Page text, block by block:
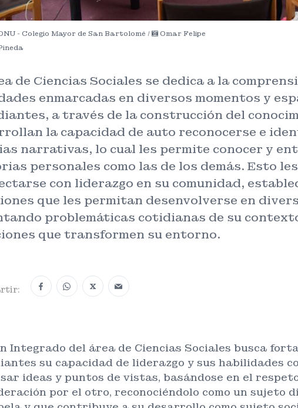
- Colegio Mayor de San Bartolomé /
Omar Felipe
de Ciencias Sociales se dedica a la
enmarcadas en diversos momentos y
a través de la construcción del
la capacidad de auto reconocerse e
narrativas, lo cual les permite conocer y
personales como las de los demás. Esto
con liderazgo en su comunidad,
que les permitan desenvolverse en
problemáticas cotidianas de su
que transformen su entorno.
X
Integrado del área de Ciencias Sociales busca
su capacidad de liderazgo y sus habilidades
ideas y puntos de vistas, basándose en el
por el otro, reconociéndolo como un sujeto